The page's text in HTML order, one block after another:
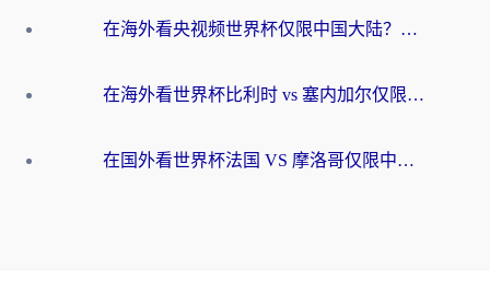
在海外看央视频世界杯仅限中国大陆？这篇指南帮你解锁中文解说+无卡顿直播
在海外看世界杯比利时 vs 塞内加尔仅限中国大陆？我找到了最流畅的中文解说之路
在国外看世界杯法国 VS 摩洛哥仅限中国大陆？海外党这样看中文解说赛事不卡顿